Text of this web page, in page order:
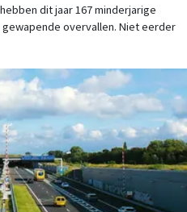
dit jaar 167 minderjarige
overvallen. Niet eerder